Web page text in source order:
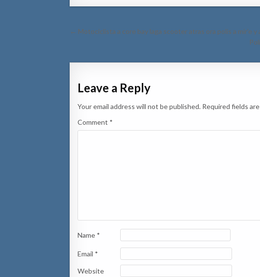
Post
← Motociclista a core bay laga scooter atras ora polis a mir’e y
Leave a Reply
Your email address will not be published. Required fields
Comment *
Name *
Email *
Website